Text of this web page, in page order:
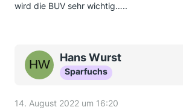
wird die BUV sehr wichtig…..
Hans Wurst
Sparfuchs
14. August 2022 um 16:20